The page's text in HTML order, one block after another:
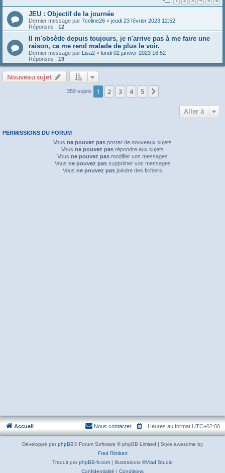
JEU : Objectif de la journée
Dernier message par 7celine26 « jeudi 23 février 2023 12:52
Réponses : 12
Il m'obsède depuis toujours, je n'arrive pas à me faire une
raison, ca me rend malade de plus le voir.
Dernier message par Lisa2 « lundi 02 janvier 2023 16:52
Réponses : 19
Nouveau sujet
359 sujets 1 2 3 4 5
Aller à
PERMISSIONS DU FORUM
Vous ne pouvez pas poster de nouveaux sujets
Vous ne pouvez pas répondre aux sujets
Vous ne pouvez pas modifier vos messages
Vous ne pouvez passupprimer vos messages
Vous ne pouvez pas joindre des fichiers
Accueil Heures au format UTC+02:00
Nous contacter
Développé par phpBB® Forum Software © phpBB Limited | Style awesome by
Fred Rimbert
Traduit par phpBB-fr.com | Illustrations ©Vlad Studio
Confidentialité | Conditions